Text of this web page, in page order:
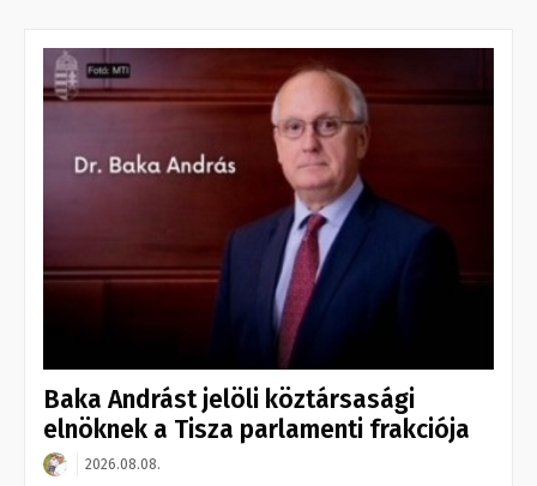
Baka Andrást jelöli köztársasági
elnöknek a Tisza parlamenti frakciója
2026.08.08.